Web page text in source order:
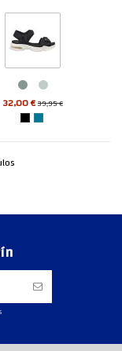
32,00 €39,95 €